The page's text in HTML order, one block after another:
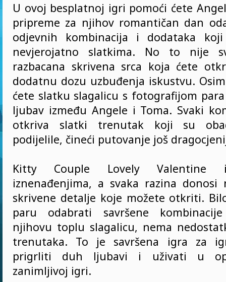
U ovoj besplatnoj igri pomoći ćete
pripreme za njihov romantičan dan
odjevnih kombinacija i dodataka
nevjerojatno slatkima. No to nije
razbacana skrivena srca koja ćete
dodatnu dozu uzbuđenja iskustvu.
ćete slatku slagalicu s fotografijom
ljubav između Angele i Toma. Svaki
otkriva slatki trenutak koji su
podijelile, čineći putovanje još
Kitty Couple Lovely Valentine
iznenađenjima, a svaka razina donosi
skrivene detalje koje možete otkriti.
paru odabrati savršene
njihovu toplu slagalicu, nema
trenutaka. To je savršena igra za
prigrliti duh ljubavi i uživati u
zanimljivoj igri.